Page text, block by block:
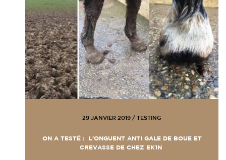
29 JANVIER 2019 / TESTING
ON A TESTÉ : L’ONGUENT ANTI GALE DE BOUE ET
CREVASSE DE CHEZ EK1N